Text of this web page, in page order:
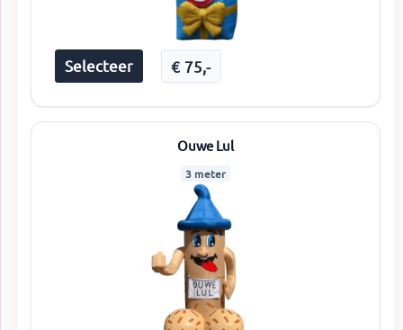
Selecteer € 75,-
Ouwe Lul
3 meter